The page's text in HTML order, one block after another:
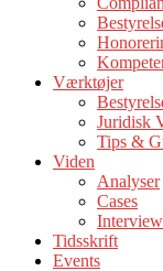
Værktøjer
Juridisk
Tips &
Viden
Analyser
Cases
Interview
Tidsskrift
Events